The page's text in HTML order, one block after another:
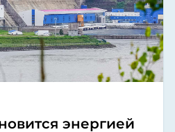
энергией